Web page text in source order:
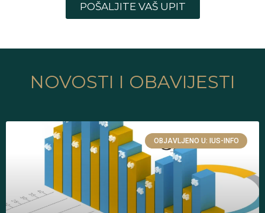
POŠALJITE VAŠ UPIT
NOVOSTI I OBAVIJESTI
OBJAVLJENO U: IUS-INFO